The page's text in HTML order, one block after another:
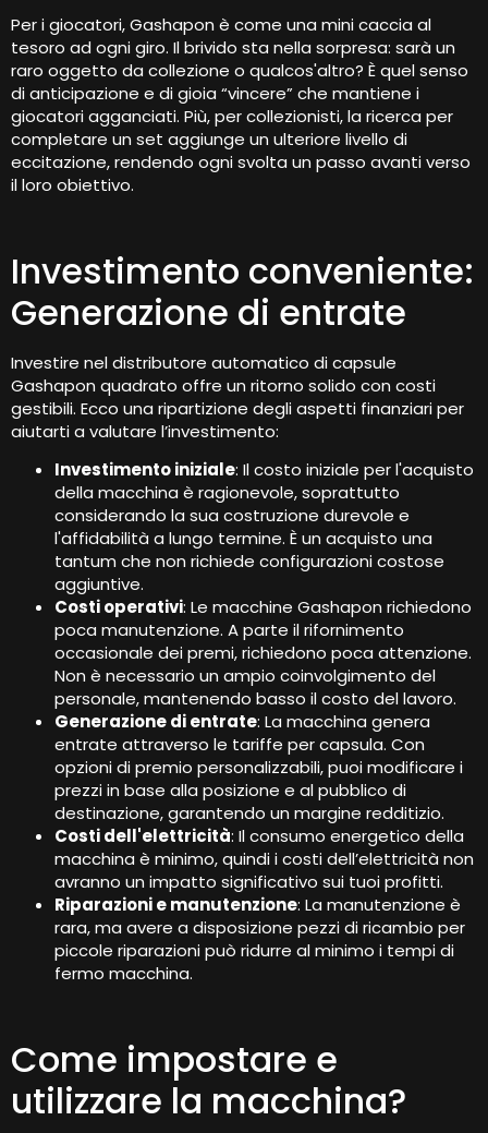
Per i giocatori, Gashapon è come una mini caccia al
tesoro ad ogni giro. Il brivido sta nella sorpresa: sarà un
raro oggetto da collezione o qualcos'altro? È quel senso
di anticipazione e di gioia “vincere” che mantiene i
giocatori agganciati. Più, per collezionisti, la ricerca per
completare un set aggiunge un ulteriore livello di
eccitazione, rendendo ogni svolta un passo avanti verso
il loro obiettivo.
Investimento conveniente:
Generazione di entrate
Investire nel distributore automatico di capsule
Gashapon quadrato offre un ritorno solido con costi
gestibili. Ecco una ripartizione degli aspetti finanziari per
aiutarti a valutare l’investimento:
Investimento iniziale: Il costo iniziale per l'acquisto
della macchina è ragionevole, soprattutto
considerando la sua costruzione durevole e
l'affidabilità a lungo termine. È un acquisto una
tantum che non richiede configurazioni costose
aggiuntive.
Costi operativi: Le macchine Gashapon richiedono
poca manutenzione. A parte il rifornimento
occasionale dei premi, richiedono poca attenzione.
Non è necessario un ampio coinvolgimento del
personale, mantenendo basso il costo del lavoro.
Generazione di entrate: La macchina genera
entrate attraverso le tariffe per capsula. Con
opzioni di premio personalizzabili, puoi modificare i
prezzi in base alla posizione e al pubblico di
destinazione, garantendo un margine redditizio.
Costi dell'elettricità: Il consumo energetico della
macchina è minimo, quindi i costi dell’elettricità non
avranno un impatto significativo sui tuoi profitti.
Riparazioni e manutenzione: La manutenzione è
rara, ma avere a disposizione pezzi di ricambio per
piccole riparazioni può ridurre al minimo i tempi di
fermo macchina.
Come impostare e
utilizzare la macchina?